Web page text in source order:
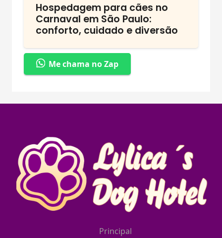
Hospedagem para cães no
Carnaval em São Paulo:
conforto, cuidado e diversão
Me chama no Zap
Principal